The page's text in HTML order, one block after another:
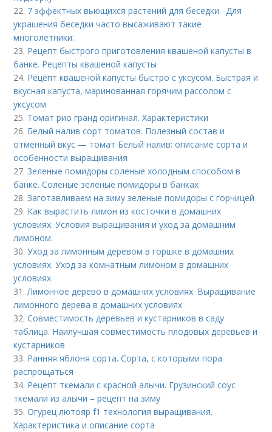
22. 7 эффектных вьющихся растений для беседки. Для
украшения беседки часто высаживают такие
многолетники:
23. Рецепт быстрого приготовления квашеной капусты в
банке. Рецепты квашеной капусты
24. Рецепт квашеной капусты быстро с уксусом. Быстрая и
вкусная капуста, маринованная горячим рассолом с
уксусом
25. Томат рио гранд оригинал. Характеристики
26. Белый налив сорт томатов. Полезный состав и
отменный вкус — томат Белый налив: описание сорта и
особенности выращивания
27.Зеленые помидоры соленые холодным способом в
банке. Солёные зелёные помидоры в банках
28.Заготавливаем на зиму зеленые помидоры с горчицей
29. Как вырастить лимон из косточки в домашних
условиях. Условия выращивания и уход за домашним
лимоном.
30.Уход за лимонным деревом в горшке в домашних
условиях. Уход за комнатным лимоном в домашних
условиях
31.Лимонное дерево в домашних условиях. Выращивание
лимонного дерева в домашних условиях
32.Совместимость деревьев и кустарников в саду
таблица. Наилучшая совместимость плодовых деревьев и
кустарников
33. Ранняя яблоня сорта. Сорта, с которыми пора
распрощаться
34. Рецепт ткемали с красной алычи. Грузинский соус
ткемали из алычи – рецепт на зиму
35.Огурец лютояр f1 технология выращивания.
Характеристика и описание сорта